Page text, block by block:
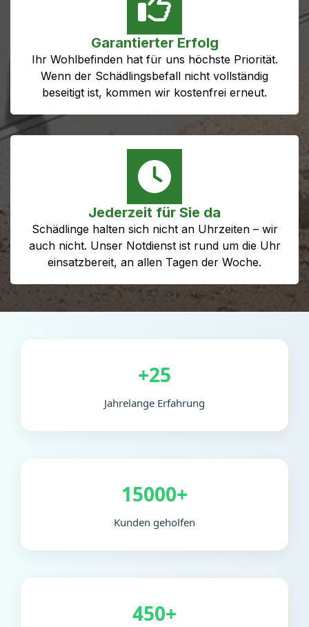
Garantierter Erfolg
Ihr Wohlbefinden hat für uns höchste Priorität.
Wenn der Schädlingsbefall nicht vollständig
beseitigt ist, kommen wir kostenfrei erneut.
Jederzeit für Sie da
Schädlinge halten sich nicht an Uhrzeiten – wir
auch nicht. Unser Notdienst ist rund um die Uhr
einsatzbereit, an allen Tagen der Woche.
+25
Jahrelange Erfahrung
15000+
Kunden geholfen
450+